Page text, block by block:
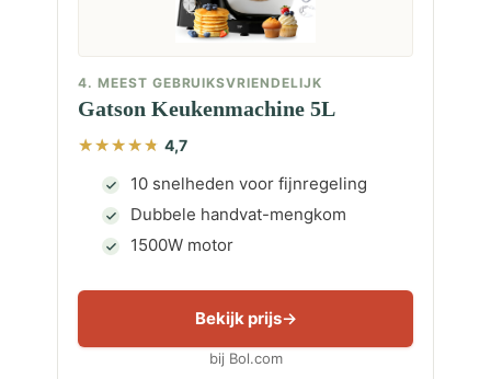
4. MEEST GEBRUIKSVRIENDELIJK
Gatson Keukenmachine 5L
4,7
10 snelheden voor fijnregeling
Dubbele handvat-mengkom
1500W motor
Bekijk prijs
bij Bol.com